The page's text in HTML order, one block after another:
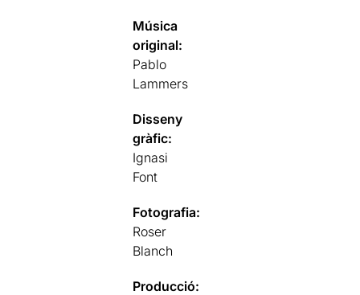
Música
original:
Pablo
Lammers
Disseny
gràfic:
Ignasi
Font
Fotografia:
Roser
Blanch
Producció: